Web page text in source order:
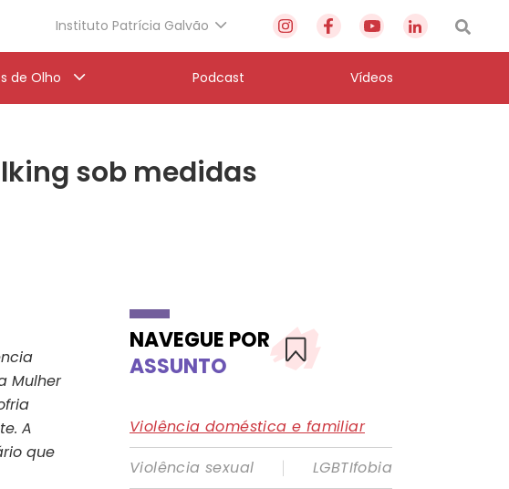
Instituto Patrícia Galvão
de Olho Podcast Vídeos
sob medidas
Mulher
A
que
NAVEGUE POR
ASSUNTO
Violência doméstica e familiar
Violência sexual
|
LGBTIfobia